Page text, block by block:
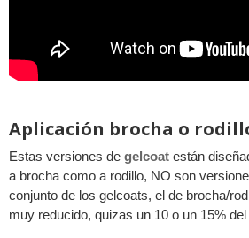
Aplicación brocha o
Estas versiones de gelcoat están
a brocha como a rodillo, NO son
conjunto de los gelcoats, el de brocha/
muy reducido, quizas un 10 o un 15%